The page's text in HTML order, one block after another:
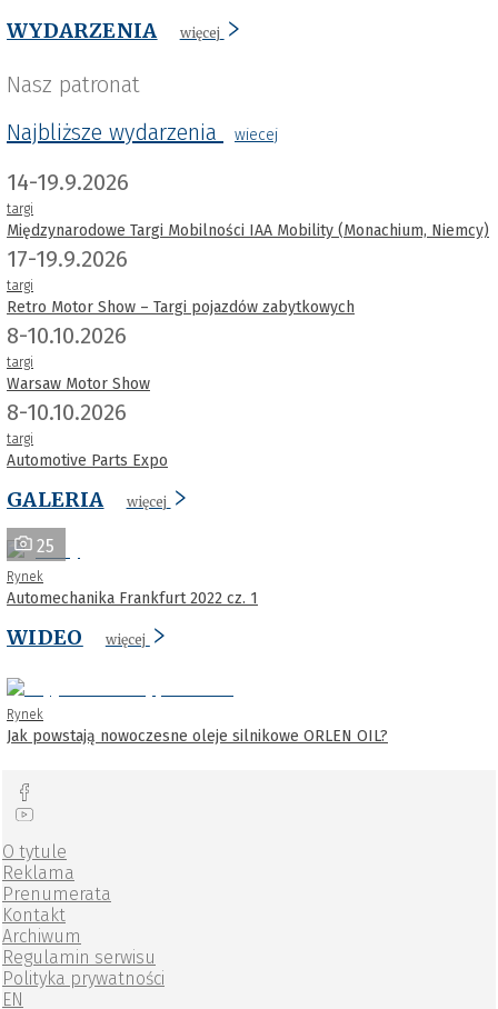
WYDARZENIA więcej
Nasz patronat
Najbliższe wydarzenia
wiecej
14-19.9.2026
targi
Międzynarodowe Targi Mobilności IAA Mobility (Monachium, Niemcy)
17-19.9.2026
targi
Retro Motor Show – Targi pojazdów zabytkowych
8-10.10.2026
targi
Warsaw Motor Show
8-10.10.2026
targi
Automotive Parts Expo
GALERIA więcej
25
Rynek
Automechanika Frankfurt 2022 cz. 1
WIDEO więcej
Rynek
Jak powstają nowoczesne oleje silnikowe ORLEN OIL?
O tytule
Reklama
Prenumerata
Kontakt
Archiwum
Regulamin serwisu
Polityka prywatności
EN